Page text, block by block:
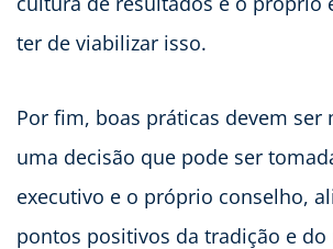
ter de viabilizar isso.
Por fim, boas práticas devem ser
uma decisão que pode ser
executivo e o próprio conselho,
pontos positivos da tradição e do